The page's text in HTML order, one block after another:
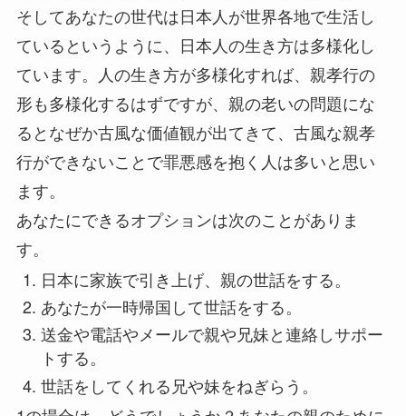
そしてあなたの世代は日本人が世界各地で生活し
ているというように、日本人の生き方は多様化し
ています。人の生き方が多様化すれば、親孝行の
形も多様化するはずですが、親の老いの問題にな
るとなぜか古風な価値観が出てきて、古風な親孝
行ができないことで罪悪感を抱く人は多いと思い
ます。
あなたにできるオプションは次のことがありま
す。
日本に家族で引き上げ、親の世話をする。
あなたが一時帰国して世話をする。
送金や電話やメールで親や兄妹と連絡しサポー
トする。
世話をしてくれる兄や妹をねぎらう。